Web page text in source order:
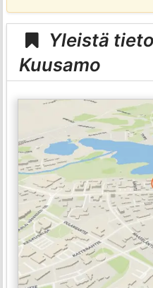
Yleistä
Kuusamo